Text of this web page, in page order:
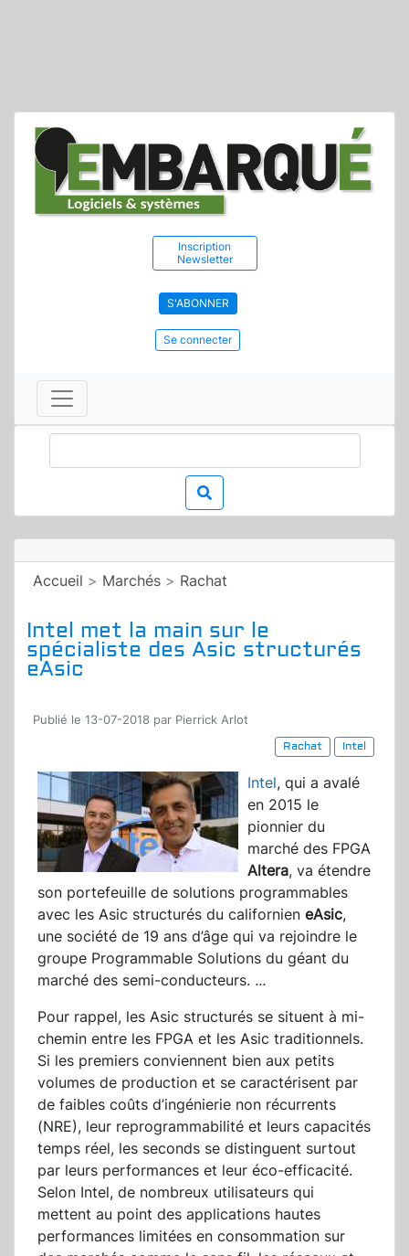
Inscription
Newsletter
S'ABONNER
Se connecter
Accueil > Marchés > Rachat
Intel met la main sur le
spécialiste des Asic structurés
eAsic
Publié le 13-07-2018 par Pierrick Arlot
Rachat
Intel
Intel, qui a avalé
en 2015 le
pionnier du
marché des FPGA
Altera, va étendre
son portefeuille de solutions programmables
avec les Asic structurés du californien eAsic,
une société de 19 ans d’âge qui va rejoindre le
groupe Programmable Solutions du géant du
marché des semi-conducteurs. ...
Pour rappel, les Asic structurés se situent à mi-
chemin entre les FPGA et les Asic traditionnels.
Si les premiers conviennent bien aux petits
volumes de production et se caractérisent par
de faibles coûts d’ingénierie non récurrents
(NRE), leur reprogrammabilité et leurs capacités
temps réel, les seconds se distinguent surtout
par leurs performances et leur éco-efficacité.
Selon Intel, de nombreux utilisateurs qui
mettent au point des applications hautes
performances limitées en consommation sur